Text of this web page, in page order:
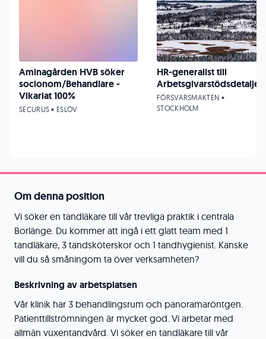
Om denna position
Vi söker en tandläkare till vår trevliga praktik i centrala
Borlänge. Du kommer att ingå i ett glatt team med 1
tandläkare, 3 tandsköterskor och 1 tandhygienist. Kanske
vill du så småningom ta över verksamheten?
Beskrivning av arbetsplatsen
Vår klinik har 3 behandlingsrum och panoramaröntgen.
Patienttillströmningen är mycket god. Vi arbetar med
allmän vuxentandvård. Vi söker en tandläkare till vår
Aminagården HVB söker
socionom/Behandlare -
Vikariat 100%
SECURUS • ESLÖV
HR-generalist till
Arbetsgivarstödsdetaljen
FÖRSVARSMAKTEN •
STOCKHOLM